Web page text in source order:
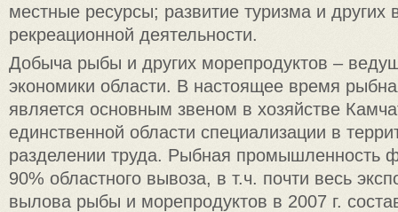
местные ресурсы; развитие туризма и других
рекреационной деятельности.
Добыча рыбы и других морепродуктов –
экономики области. В настоящее время
является основным звеном в хозяйстве
единственной области специализации в
разделении труда. Рыбная промышленность
90% областного вывоза, в т.ч. почти весь
вылова рыбы и морепродуктов в 2007 г.